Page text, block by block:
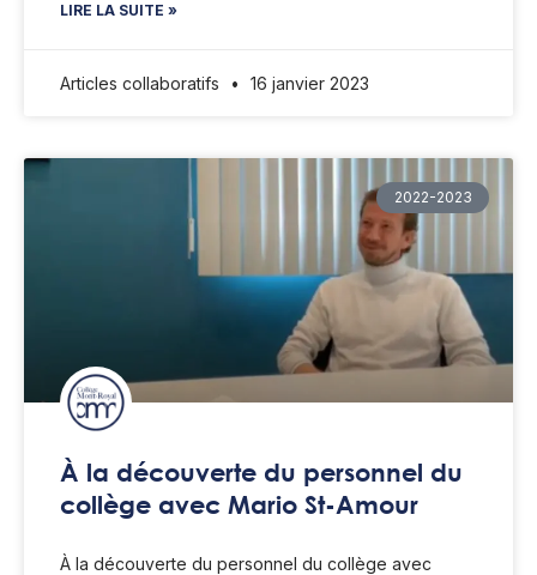
LIRE LA SUITE »
Articles collaboratifs 16 janvier 2023
2022-2023
À la découverte du personnel du
collège avec Mario St-Amour
À la découverte du personnel du collège avec